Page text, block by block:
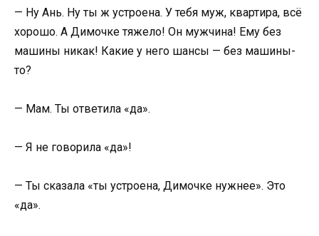
— Ну Ань. Ну ты ж устроена. У тебя муж, квартира, всё
хорошо. А Димочке тяжело! Он мужчина! Ему без
машины никак! Какие у него шансы — без машины-
то?
— Мам. Ты ответила «да».
— Я не говорила «да»!
— Ты сказала «ты устроена, Димочке нужнее». Это
«да».